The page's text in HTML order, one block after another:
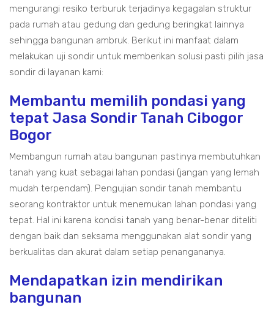
mengurangi resiko terburuk terjadinya kegagalan struktur
pada rumah atau gedung dan gedung beringkat lainnya
sehingga bangunan ambruk. Berikut ini manfaat dalam
melakukan uji sondir untuk memberikan solusi pasti pilih jasa
sondir di layanan kami:
Membantu memilih pondasi yang
tepat Jasa Sondir Tanah Cibogor
Bogor
Membangun rumah atau bangunan pastinya membutuhkan
tanah yang kuat sebagai lahan pondasi (jangan yang lemah
mudah terpendam). Pengujian sondir tanah membantu
seorang kontraktor untuk menemukan lahan pondasi yang
tepat. Hal ini karena kondisi tanah yang benar-benar diteliti
dengan baik dan seksama menggunakan alat sondir yang
berkualitas dan akurat dalam setiap penangananya.
Mendapatkan izin mendirikan
bangunan